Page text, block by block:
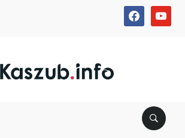
facebookyoutube